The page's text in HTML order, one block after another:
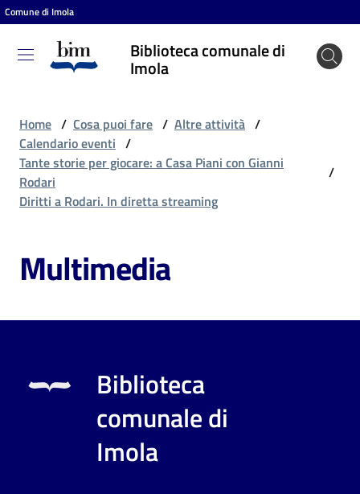
Vai al contenuto
Vai alla navigazione
Vai al footer
Comune di Imola
Biblioteca comunale di
Imola
Biblioteca
comunale
Entra
puoi
fare
contenuti
Home / Cosa puoi fare / Altre attività /
Calendario eventi /
Tante storie per giocare: a Casa Piani con Gianni
Rodari
/
Diritti a Rodari. In diretta streaming
Multimedia
Biblioteca
comunale di
Imola